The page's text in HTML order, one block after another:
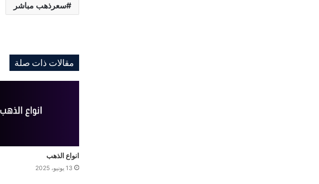
سعرذهب مباشر
مقالات ذات صلة
انواع الذهب
13 يونيو، 2025